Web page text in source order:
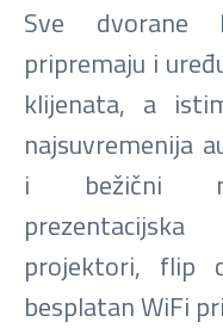
Sve dvorane
pripremaju i
klijenata, a
najsuvremenija
i bežični
projektori, flip
besplatan WiFi